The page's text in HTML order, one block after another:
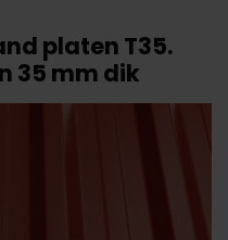
platen T35.
35 mm dik